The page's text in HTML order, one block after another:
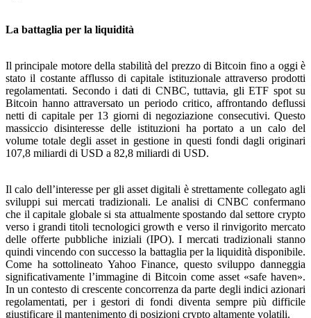
La battaglia per la liquidità
Il principale motore della stabilità del prezzo di Bitcoin fino a oggi è
stato il costante afflusso di capitale istituzionale attraverso prodotti
regolamentati. Secondo i dati di CNBC, tuttavia, gli ETF spot su
Bitcoin hanno attraversato un periodo critico, affrontando deflussi
netti di capitale per 13 giorni di negoziazione consecutivi. Questo
massiccio disinteresse delle istituzioni ha portato a un calo del
volume totale degli asset in gestione in questi fondi dagli originari
107,8 miliardi di USD a 82,8 miliardi di USD.
Il calo dell’interesse per gli asset digitali è strettamente collegato agli
sviluppi sui mercati tradizionali. Le analisi di CNBC confermano
che il capitale globale si sta attualmente spostando dal settore crypto
verso i grandi titoli tecnologici growth e verso il rinvigorito mercato
delle offerte pubbliche iniziali (IPO). I mercati tradizionali stanno
quindi vincendo con successo la battaglia per la liquidità disponibile.
Come ha sottolineato Yahoo Finance, questo sviluppo danneggia
significativamente l’immagine di Bitcoin come asset «safe haven».
In un contesto di crescente concorrenza da parte degli indici azionari
regolamentati, per i gestori di fondi diventa sempre più difficile
giustificare il mantenimento di posizioni crypto altamente volatili.